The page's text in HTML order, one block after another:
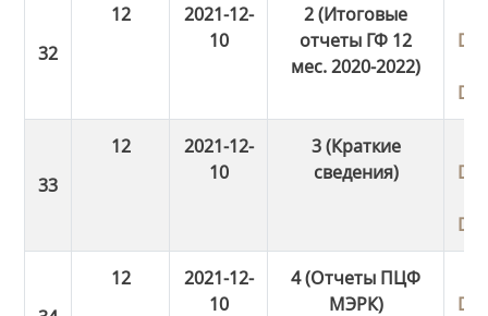
12
2021-12-
10
2 (Итоговые
отчеты ГФ 12
мес. 2020-2022)
12
2021-12-
10
3 (Краткие
сведения)
12
2021-12-
10
4 (Отчеты ПЦФ
МЭРК)